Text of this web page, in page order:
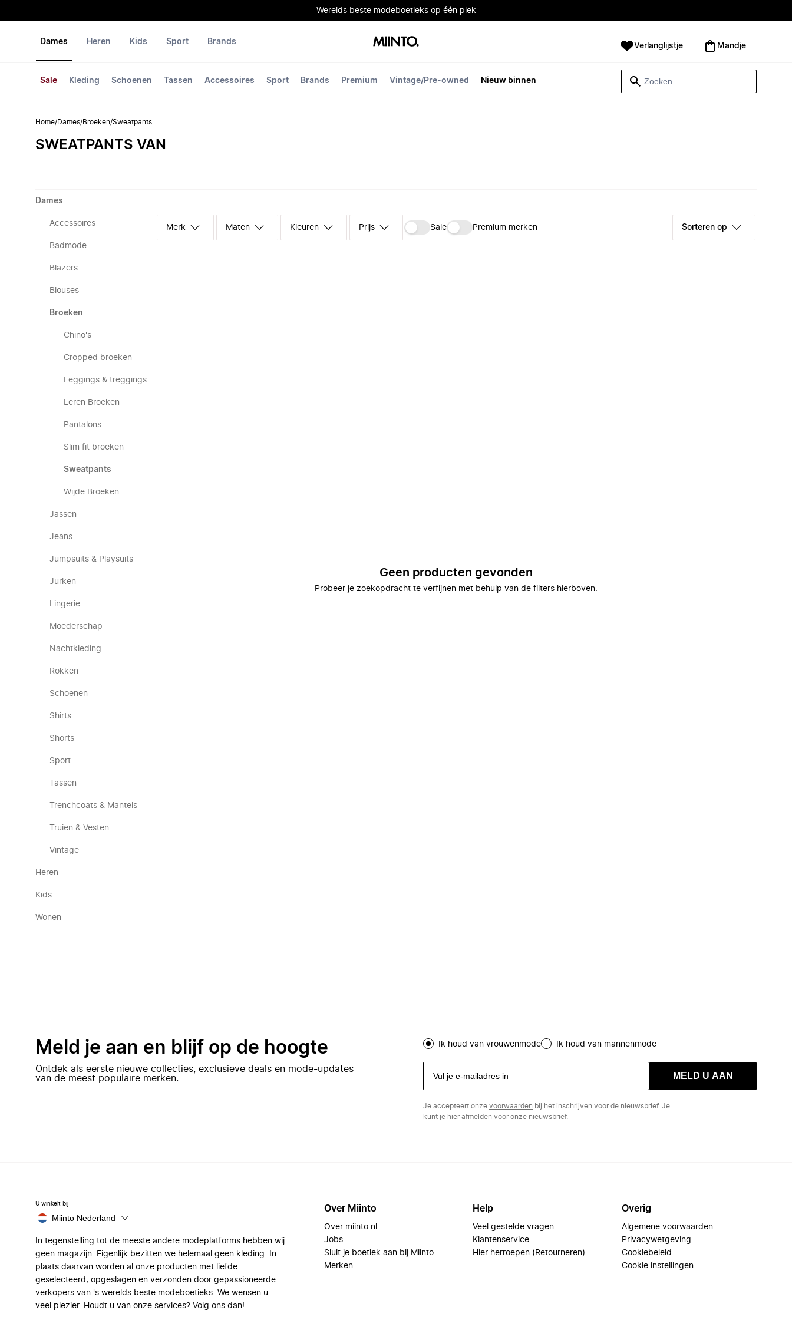
Werelds beste modeboetieks op één plek
Dames
Sale Kleding Schoenen Tassen Accessoires Sport Brands Premium Vintage/Pre-owned Nieuw binnen
Heren Kids Sport Brands Verlanglijstje Mandje
Home/Dames/Broeken/Sweatpants
SWEATPANTS VAN
Dames
Accessoires
Badmode
Blazers
Blouses
Broeken
Chino's
Cropped broeken
Leggings & treggings
Leren Broeken
Pantalons
Slim fit broeken
Sweatpants
Wijde Broeken
Jassen
Jeans
Jumpsuits & Playsuits
Jurken
Lingerie
Moederschap
Nachtkleding
Rokken
Schoenen
Shirts
Shorts
Sport
Tassen
Trenchcoats & Mantels
Truien & Vesten
Vintage
Heren
Kids
Wonen
Merk Maten Kleuren Prijs Sale Premium merken Sorteren op
Geen producten gevonden
Probeer je zoekopdracht te verfijnen met behulp van de filters hierboven.
Meld je aan en blijf op de hoogte
Ontdek als eerste nieuwe collecties, exclusieve deals en mode-updates
van de meest populaire merken.
Ik houd van vrouwenmode Ik houd van mannenmode
MELD U AAN
Je accepteert onze voorwaarden bij het inschrijven voor de nieuwsbrief. Je
kunt je hierafmelden voor onze nieuwsbrief.
U winkelt bij
Miinto Nederland
In tegenstelling tot de meeste andere modeplatforms hebben wij
geen magazijn. Eigenlijk bezitten we helemaal geen kleding. In
plaats daarvan worden al onze producten met liefde
geselecteerd, opgeslagen en verzonden door gepassioneerde
verkopers van 's werelds beste modeboetieks. We wensen u
veel plezier. Houdt u van onze services? Volg ons dan!
Over Miinto
Over miinto.nl
Jobs
Sluit je boetiek aan bij Miinto
Merken
Help
Veel gestelde vragen
Klantenservice
Hier herroepen (Retourneren)
Overig
Algemene voorwaarden
Privacywetgeving
Cookiebeleid
Cookie instellingen